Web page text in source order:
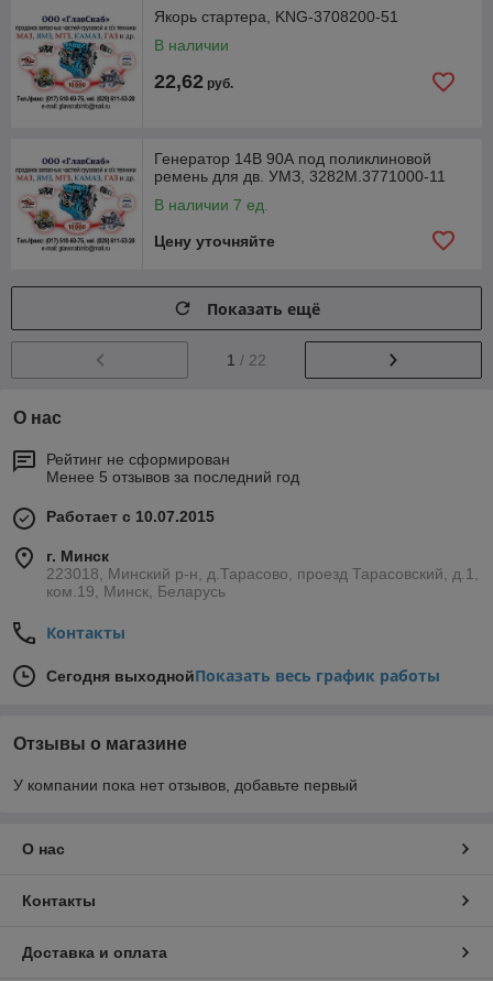
Якорь стартера, KNG-3708200-51
В наличии
22,62 руб.
Генератор 14В 90А под поликлиновой
ремень для дв. УМЗ, 3282М.3771000-11
В наличии 7 ед.
Цену уточняйте
Показать ещё
1 / 22
О нас
Рейтинг не сформирован
Менее 5 отзывов за последний год
Работает с 10.07.2015
г. Минск
223018, Минский р-н, д.Тарасово, проезд Тарасовский, д.1,
ком.19, Минск, Беларусь
Контакты
Сегодня выходнойПоказать весь график работы
Отзывы о магазине
У компании пока нет отзывов, добавьте первый
О нас
Контакты
Доставка и оплата